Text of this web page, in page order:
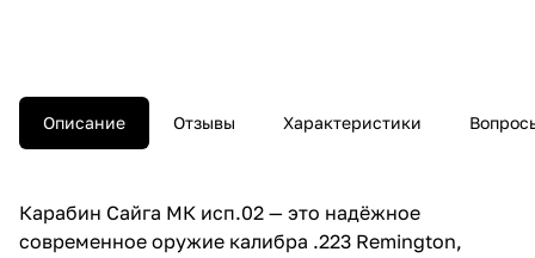
Описание Отзывы Характеристики
Карабин Сайга МК исп.02 — это надёжное
современное оружие калибра .223 Remington,